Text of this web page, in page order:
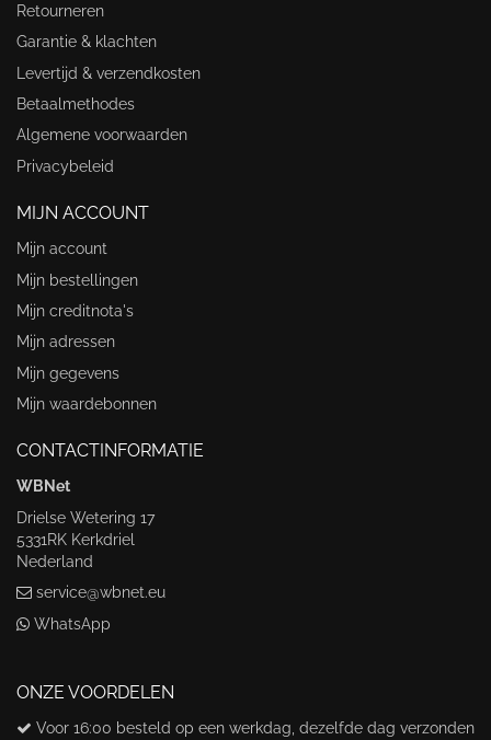
Retourneren
Garantie & klachten
Levertijd & verzendkosten
Betaalmethodes
Algemene voorwaarden
Privacybeleid
MIJN ACCOUNT
Mijn account
Mijn bestellingen
Mijn creditnota's
Mijn adressen
Mijn gegevens
Mijn waardebonnen
CONTACTINFORMATIE
WBNet
Drielse Wetering 17
5331RK Kerkdriel
Nederland
service@wbnet.eu
WhatsApp
ONZE VOORDELEN
Voor 16:00 besteld op een werkdag, dezelfde dag verzonden